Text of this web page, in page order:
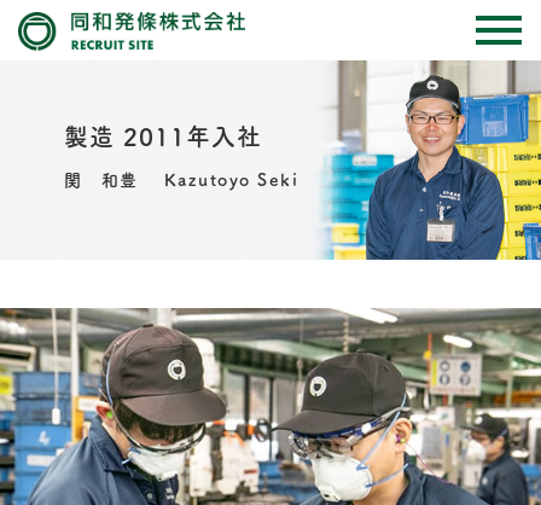
製造 2011年入社
関 和豊 Kazutoyo Seki